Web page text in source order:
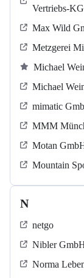
Vertriebs-KG
Max Wild
Metzgerei
Michael
Michael
mimatic
MMM
Motan
Mountain
N
netgo
Nibler
Norma